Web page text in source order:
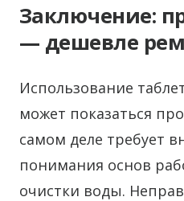
Заключение:
— дешевле
Использование
может показаться
самом деле требует
понимания основ
очистки воды.